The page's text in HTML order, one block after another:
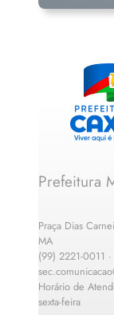
Prefeitura
Praça Dias
MA
(99) 2221-0011
Horário de
sexta-feira